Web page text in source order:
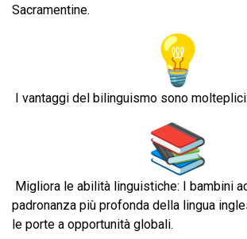
Sacramentine.
I vantaggi del bilinguismo sono molteplici:
Migliora le abilità linguistiche: I bambini
padronanza più profonda della lingua
le porte a opportunità globali.